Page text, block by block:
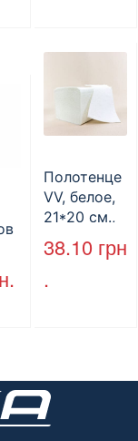
объем 1300
полистиро
л, черный,
250 шт./уп.
Полотенце
VV, белое,
21*20 см.,
160 л.
38.10 грн
.